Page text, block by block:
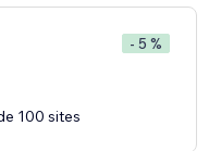
- 5 %
100 sites